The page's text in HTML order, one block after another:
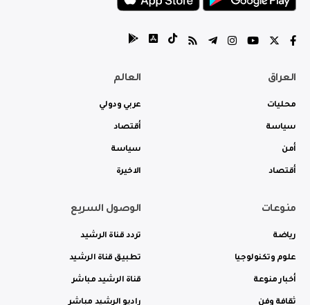
العراق
محليات
سياسة
أمن
أقتصاد
العالم
عربي ودولي
أقتصاد
سياسة
الاخيرة
منوعات
رياضة
علوم وتكنولوجيا
أخبار منوعة
ثقافة وفن
الوصول السريع
تردد قناة الرشيد
تطبيق قناة الرشيد
قناة الرشيد مباشر
راديو الرشيد مباشر